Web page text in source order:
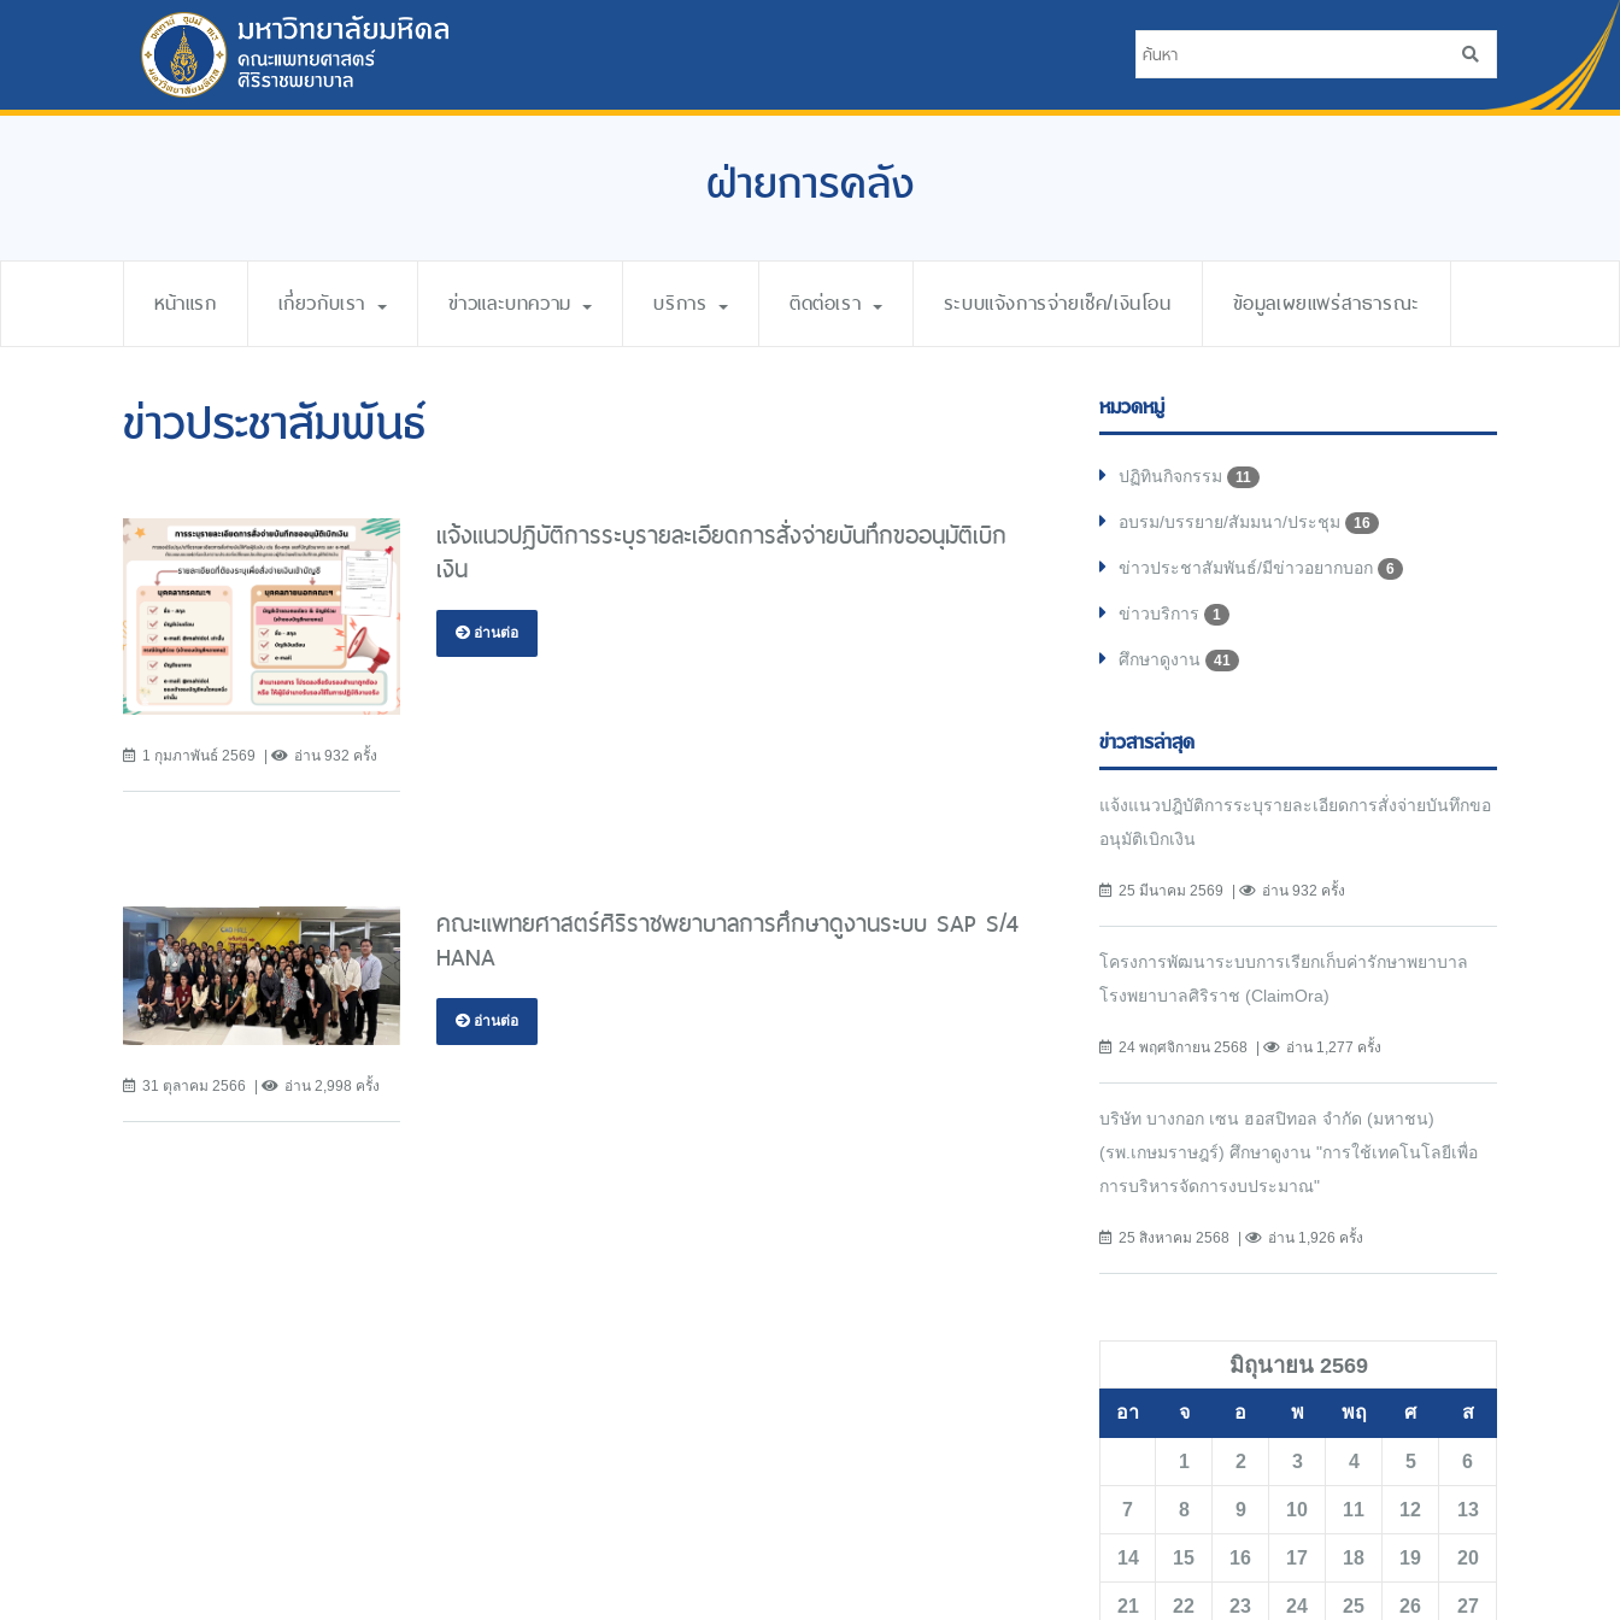
ฝ่ายการคลัง
หน้าแรก เกี่ยวกับเรา ข่าวและบทความ บริการ ติดต่อเรา ระบบแจ้งการจ่ายเช็ค/เงินโอน ข้อมูลเผยแพร่สาธารณะ
ข่าวประชาสัมพันธ์
1 กุมภาพันธ์ 2569 อ่าน 932 ครั้ง
แจ้งแนวปฎิบัติการระบุรายละเอียดการสั่งจ่ายบันทึกขออนุมัติเบิก
เงิน
อ่านต่อ
31 ตุลาคม 2566 อ่าน 2,998 ครั้ง
คณะแพทยศาสตร์ศิริราชพยาบาลการศึกษาดูงานระบบ SAP S/4
HANA
อ่านต่อ
หมวดหมู่
ปฏิทินกิจกรรม 11
อบรม/บรรยาย/สัมมนา/ประชุม 16
ข่าวประชาสัมพันธ์/มีข่าวอยากบอก 6
ข่าวบริการ 1
ศึกษาดูงาน 41
ข่าวสารล่าสุด
แจ้งแนวปฎิบัติการระบุรายละเอียดการสั่งจ่ายบันทึกขอ
อนุมัติเบิกเงิน
25 มีนาคม 2569 อ่าน 932 ครั้ง
โครงการพัฒนาระบบการเรียกเก็บค่ารักษาพยาบาล
โรงพยาบาลศิริราช (ClaimOra)
24 พฤศจิกายน 2568 อ่าน 1,277 ครั้ง
บริษัท บางกอก เซน ฮอสปิทอล จำกัด (มหาชน)
(รพ.เกษมราษฎร์) ศึกษาดูงาน "การใช้เทคโนโลยีเพื่อ
การบริหารจัดการงบประมาณ"
25 สิงหาคม 2568 อ่าน 1,926 ครั้ง
มิถุนายน 2569
อา จ อ พ พฤ ศ ส
1 2 3 4 5 6
7 8 9 10 11 12 13
14 15 16 17 18 19 20
21 22 23 24 25 26 27